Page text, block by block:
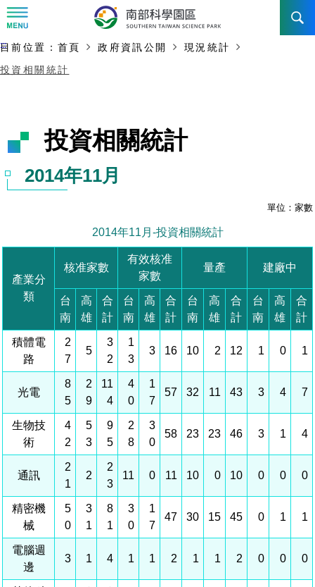
訊息公告
新聞資料專區
即時新聞澄清專區
招標資訊
園區電子看板專區
發展沿革
設立沿革
首長介紹
局長小檔案
局長電子信箱
組織法
組織架構
組織職掌
管理局位置
施政主軸
年度工作展望
國家科學及技術委員會重大政策
廉政園地
工作職掌與聯絡管道
廉政反貪、防貪專區
廉政資訊
公職人員及關係人補助交易身分關係公開專區
機關採購廉政平臺
獲獎記錄
檔案應用專區
檔案應用服務須知
檔案應用及宣導活動
檔案教育訓練及標竿學習
檔案管理局相關連結
WebMail(新)
認識園區
臺南園區
競爭優勢
土地規劃
水電供應
園區土地廠房宿舍出租資訊
園區資源再生中心
污水處理廠
競爭優勢
土地規劃
水電供應
園區土地廠房宿舍出租資訊
污水處理廠
橋頭園區
簡介
競爭優勢
土地規劃
水電供應
園區土地廠房宿舍出租資訊
污水處理廠
新設園區
交通資訊
機構及廠商名錄
廠商名錄
園區公會資訊
研究機構
育成中心
文化藝術
公共藝術
考古遺址
南科新港堂
園區生活
生活服務
園區宿舍簡介
創新創業
南科AI_ROBOT自造基地
永續園區
工商服務
申請流程及表單
入區申辦流程
申辦案件處理時限
投資業務
工商業務
通關業務
工安管理
環保管理
相關費用
園區事業管理費
土地及廠房租賃
宿舍租金費用
污水費
廢棄物清除處理費
科學園區廠商服務網
園區課程及獎補助計畫
園區培訓課程
科學園區人才培育補助計畫
新興科技應用計畫
敦親睦鄰經費補助
園區參訪申請
性平專區
園區廠商採購資訊
主要內容開始
:::
目前位置： 首頁 政府資訊公開
現況統計
投資相關統計